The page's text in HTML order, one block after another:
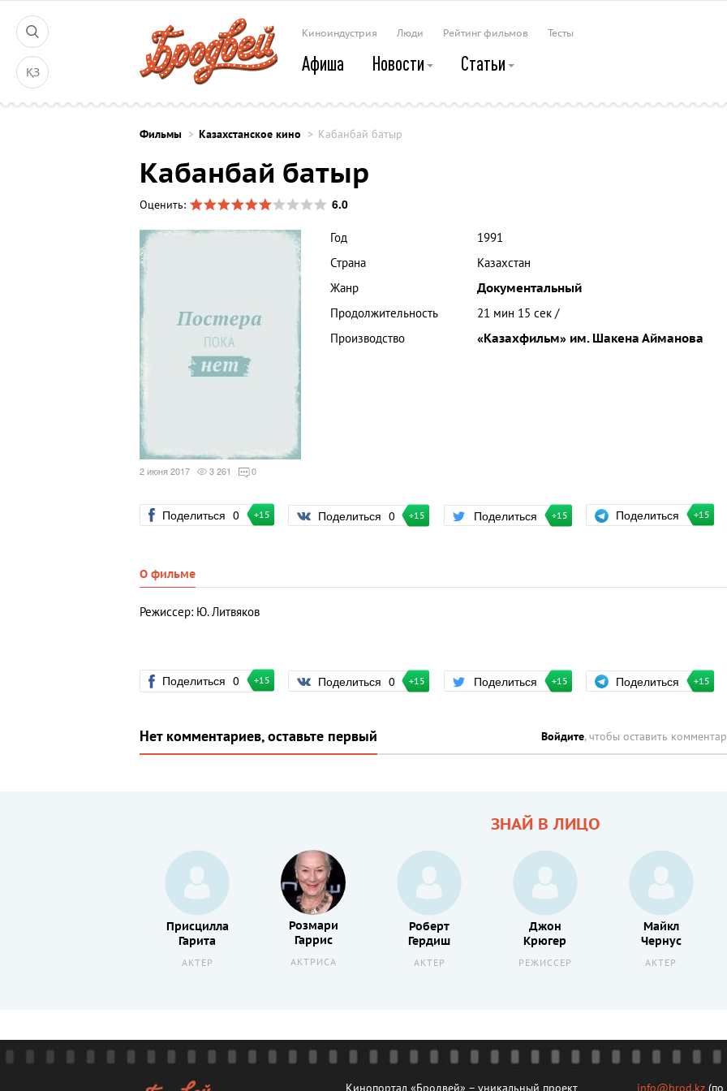
ҚЗ
Киноиндустрия Люди Рейтинг фильмов Тесты
Афиша Новости Статьи
Фильмы Казахстанское кино Кабанбай батыр
Кабанбай батыр
Оценить: 6.0
2 июня 2017 3 261 0
Год
1991
Страна
Казахстан
Жанр
Документальный
Продолжительность
21 мин 15 сек /
Производство
«Казахфильм» им. Шакена Айманова
Поделиться 0 +15 Поделиться 0 +15 Поделиться +15 Поделиться +15
О фильме
Режиссер: Ю. Литвяков
Поделиться 0 +15 Поделиться 0 +15 Поделиться +15 Поделиться +15
Нет комментариев, оставьте первый Войдите, чтобы оставить
ЗНАЙ В ЛИЦО
Присцилла
Гарита
АКТЕР
Розмари
Гаррис
АКТРИСА
Роберт
Гердиш
АКТЕР
Джон
Крюгер
РЕЖИССЕР
Майкл
Чернус
АКТЕР
Кинопортал «Бродвей» – уникальный проект info@brod.kz (по